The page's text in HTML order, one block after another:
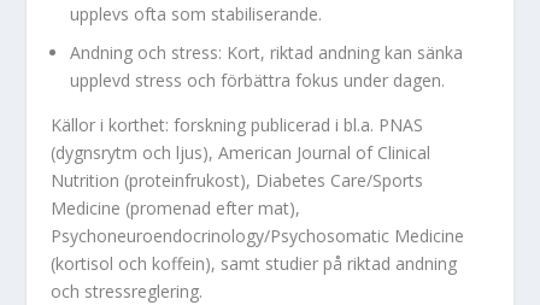
upplevs ofta som stabiliserande.
Andning och stress: Kort, riktad andning kan sänka
upplevd stress och förbättra fokus under dagen.
Källor i korthet: forskning publicerad i bl.a. PNAS
(dygnsrytm och ljus), American Journal of Clinical
Nutrition (proteinfrukost), Diabetes Care/Sports
Medicine (promenad efter mat),
Psychoneuroendocrinology/Psychosomatic Medicine
(kortisol och koffein), samt studier på riktad andning
och stressreglering.